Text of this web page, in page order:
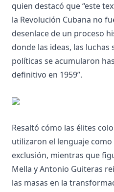
quien destacó que “este
la Revolución Cubana no
desenlace de un proceso
donde las ideas, las luchas
políticas se acumularon
definitivo en 1959”.
Resaltó cómo las élites
utilizaron el lenguaje
exclusión, mientras que
Mella y Antonio Guiteras
las masas en la